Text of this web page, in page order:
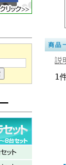
商品
説
1